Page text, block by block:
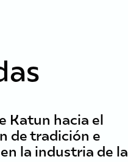
Katun hacia el
de tradición e
la industria de la